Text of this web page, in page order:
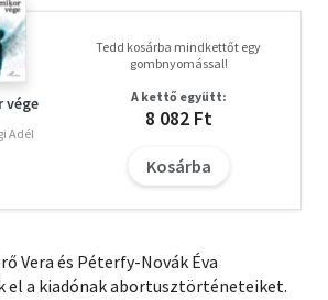
vége
Adél
Tedd kosárba mindkettőt egy
gombnyomással!
A kettő együtt:
8 082 Ft
Kosárba
Vera és Péterfy-Novák Éva
el a kiadónak abortusztörténeteiket.